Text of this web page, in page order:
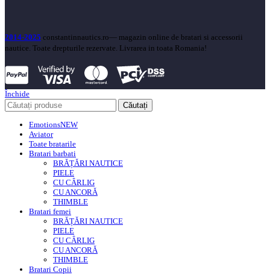
2014-2025 constantinnautics.ro— magazin online de bratari si accessorii
nautice. Toate drepturile rezervate. Livrarea in toata Romania!
Închide
Căutați
EmotionsNEW
Aviator
Toate bratarile
Bratari barbati
BRĂȚĂRI NAUTICE
PIELE
CU CÂRLIG
CU ANCORĂ
THIMBLE
Bratari femei
BRĂȚĂRI NAUTICE
PIELE
CU CÂRLIG
CU ANCORĂ
THIMBLE
Bratari Copii